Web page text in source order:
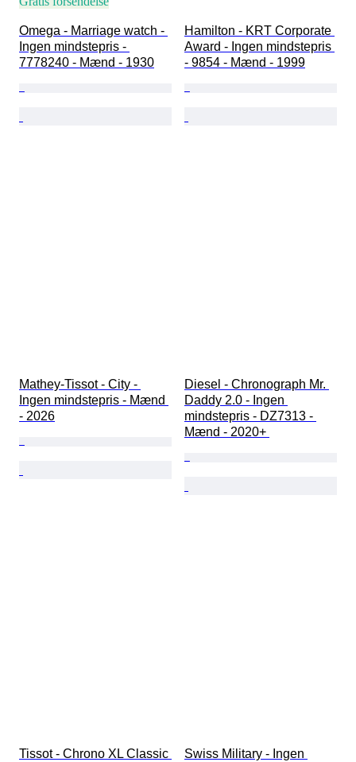
Omega - Marriage watch -
Ingen mindstepris -
7778240 - Mænd - 1930
Hamilton - KRT Corporate
Award - Ingen mindstepris
- 9854 - Mænd - 1999
Mathey-Tissot - City -
Ingen mindstepris - Mænd
- 2026
Diesel - Chronograph Mr.
Daddy 2.0 - Ingen
mindstepris - DZ7313 -
Mænd - 2020+
Tissot - Chrono XL Classic
Swiss Military - Ingen